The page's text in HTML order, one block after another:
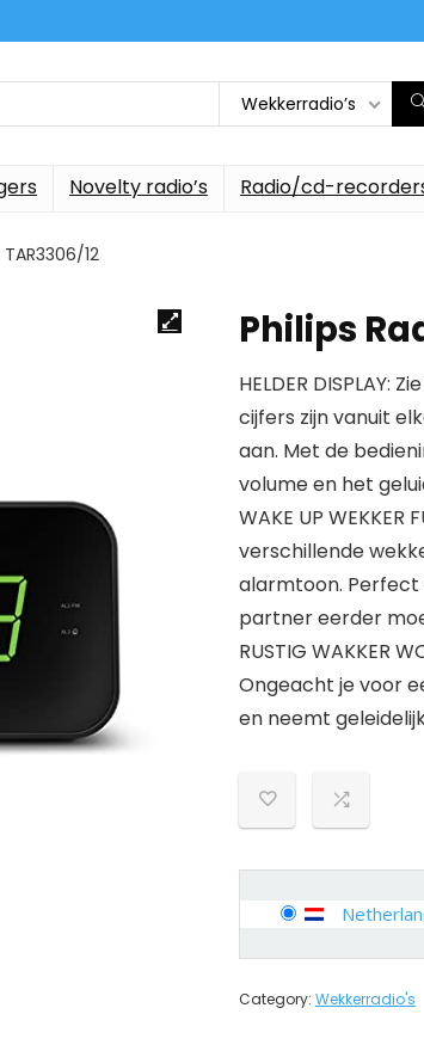
Wekkerradio’s
Novelty radio’s Radio/cd-
12
Philips
HELDER DISPLAY:
cijfers zijn vanuit
aan. Met de
volume en het
WAKE UP
verschillende
alarmtoon. Perfect
partner eerder
RUSTIG WAKKER
Ongeacht je voor
en neemt
Category: Wekkerradio's